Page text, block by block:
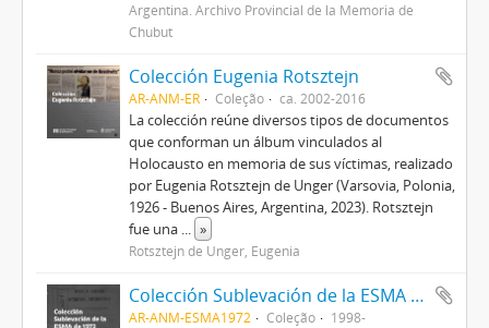
Argentina. Archivo Provincial de la Memoria de
Chubut
Colección Eugenia Rotsztejn
AR-ANM-ER Coleção ca. 2002-2016
La colección reúne diversos tipos de documentos
que conforman un álbum vinculados al
Holocausto en memoria de sus víctimas, realizado
por Eugenia Rotsztejn de Unger (Varsovia, Polonia,
1926 - Buenos Aires, Argentina, 2023). Rotsztejn
fue una ... »
Rotsztejn de Unger, Eugenia
Colección Sublevación de la ESMA de 1972
AR-ANM-ESMA1972 Coleção 1998-